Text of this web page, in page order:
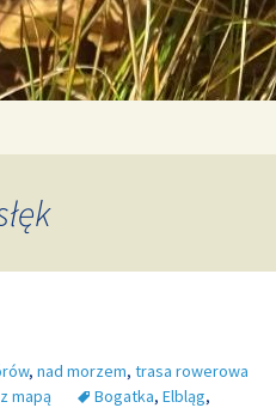
, nad morzem, trasa rowerowa
mapą Bogatka, Elbląg,